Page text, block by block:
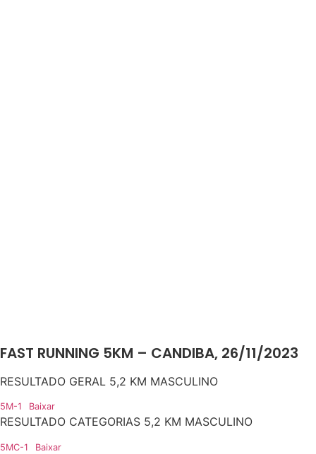
FAST RUNNING 5KM – CANDIBA, 26/11/2023
RESULTADO GERAL 5,2 KM MASCULINO
5M-1 Baixar
RESULTADO CATEGORIAS 5,2 KM MASCULINO
5MC-1 Baixar